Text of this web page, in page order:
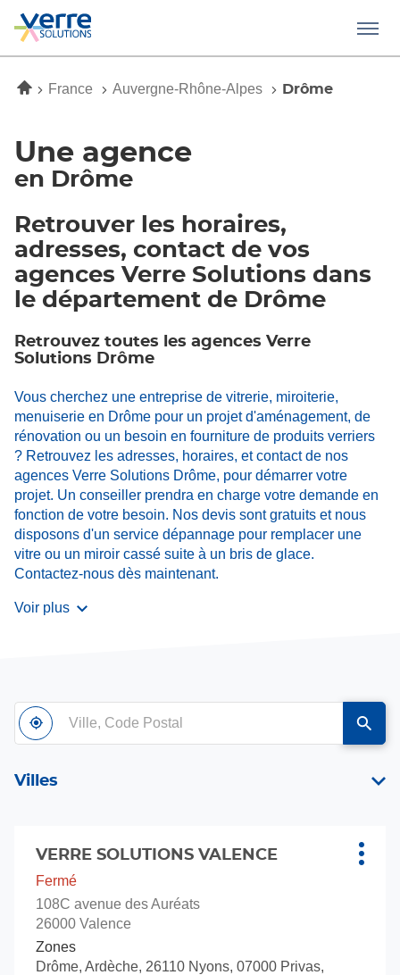
Menu
AccueilFrance Auvergne-Rhône-Alpes Drôme
Une agence
en Drôme
Retrouver les horaires,
adresses, contact de vos
agences Verre Solutions dans
le département de Drôme
Retrouvez toutes les agences Verre
Solutions Drôme
Vous cherchez une entreprise de vitrerie, miroiterie,
menuiserie en Drôme pour un projet d'aménagement, de
rénovation ou un besoin en fourniture de produits verriers
? Retrouvez les adresses, horaires, et contact de nos
agences Verre Solutions Drôme, pour démarrer votre
projet. Un conseiller prendra en charge votre demande en
fonction de votre besoin. Nos devis sont gratuits et nous
disposons d'un service dépannage pour remplacer une
vitre ou un miroir cassé suite à un bris de glace.
Contactez-nous dès maintenant.
Voir plus
À
proximité
,
trouver
point
Ville,
Code
Postal
un
point
vente
Villes
ENTRÉE
pour
obtenir
Point
de
vente
:
VERRE SOLUTIONS VALENCE
Fermé
108C avenue des Auréats
26000 Valence
Zones
Drôme, Ardèche, 26110 Nyons, 07000 Privas,
Plus